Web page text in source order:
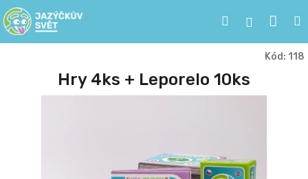
Přejít
na
obsah
Hledat
Kód: 118
Hry 4ks + Leporelo 10ks